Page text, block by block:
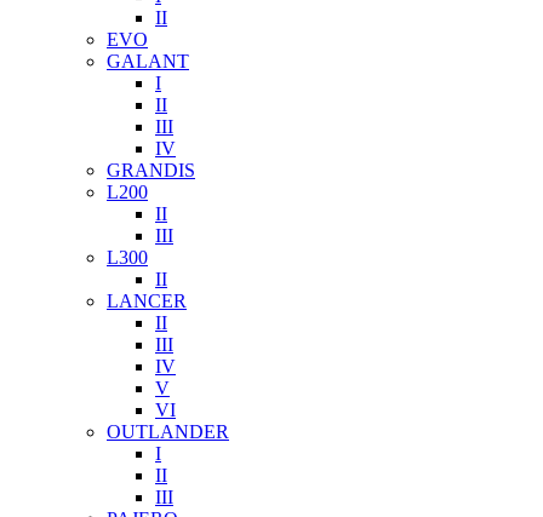
II
EVO
GALANT
I
II
III
IV
GRANDIS
L200
II
III
L300
II
LANCER
II
III
IV
V
VI
OUTLANDER
I
II
III